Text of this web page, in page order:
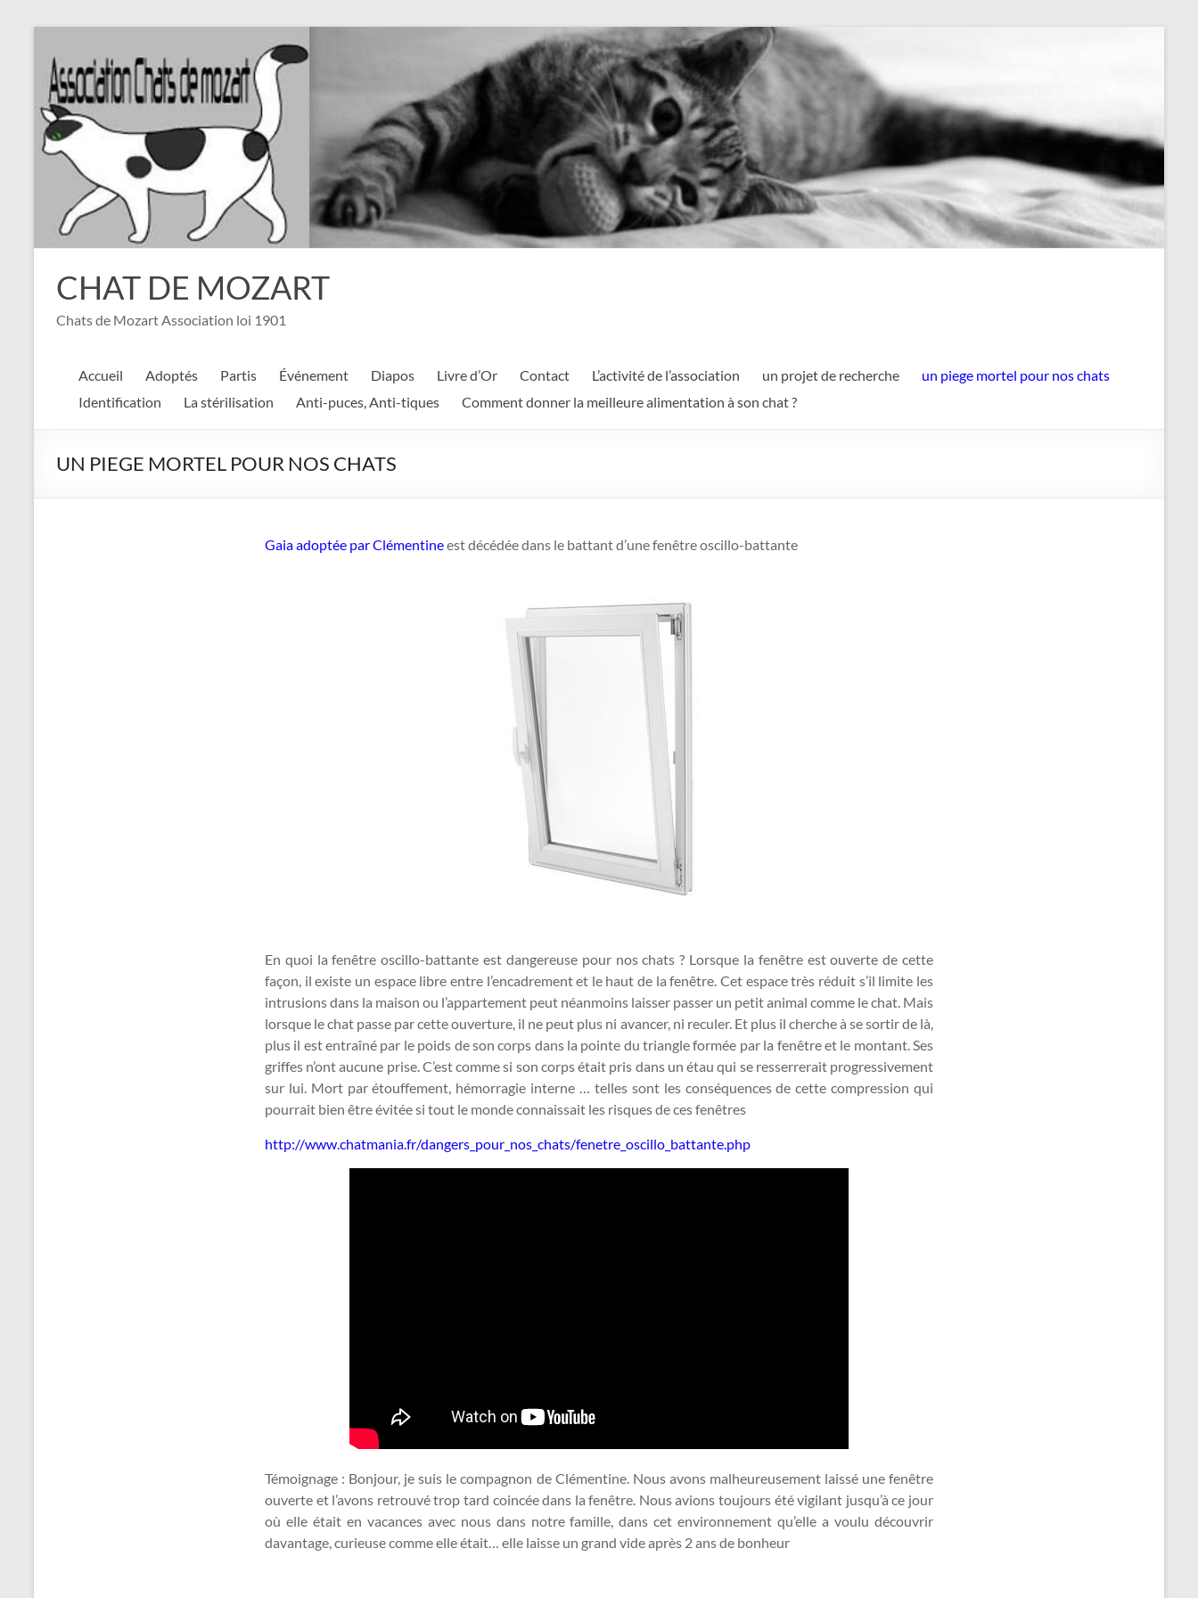
contenu
CHAT DE MOZART
Chats de Mozart Association loi 1901
Accueil Adoptés Partis Événement Diapos Livre d’Or Contact L’activité de l’association un projet de recherche
un piege mortel pour nos chats
Identification
La stérilisation Anti-puces, Anti-tiques Comment donner la meilleure alimentation à son chat ?
UN PIEGE MORTEL POUR NOS CHATS
Gaia adoptée par Clémentineest décédée dans le battant d’une fenêtre oscillo-battante
En quoi la fenêtre oscillo-battante est dangereuse pour nos chats ? Lorsque la fenêtre est ouverte de cette
façon, il existe un espace libre entre l’encadrement et le haut de la fenêtre. Cet espace très réduit s’il limite les
intrusions dans la maison ou l’appartement peut néanmoins laisser passer un petit animal comme le chat. Mais
lorsque le chat passe par cette ouverture, il ne peut plus ni avancer, ni reculer. Et plus il cherche à se sortir de là,
plus il est entraîné par le poids de son corps dans la pointe du triangle formée par la fenêtre et le montant. Ses
griffes n’ont aucune prise. C’est comme si son corps était pris dans un étau qui se resserrerait progressivement
sur lui. Mort par étouffement, hémorragie interne … telles sont les conséquences de cette compression qui
pourrait bien être évitée si tout le monde connaissait les risques de ces fenêtres
http://www.chatmania.fr/dangers_pour_nos_chats/fenetre_oscillo_battante.php
Témoignage : Bonjour, je suis le compagnon de Clémentine. Nous avons malheureusement laissé une fenêtre
ouverte et l’avons retrouvé trop tard coincée dans la fenêtre. Nous avions toujours été vigilant jusqu’à ce jour
où elle était en vacances avec nous dans notre famille, dans cet environnement qu’elle a voulu découvrir
davantage, curieuse comme elle était… elle laisse un grand vide après 2 ans de bonheur